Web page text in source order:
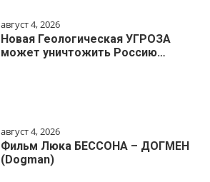
август 4, 2026
Новая Геологическая УГРОЗА
может уничтожить Россию…
август 4, 2026
Фильм Люка БЕССОНА – ДОГМЕН
(Dogman)